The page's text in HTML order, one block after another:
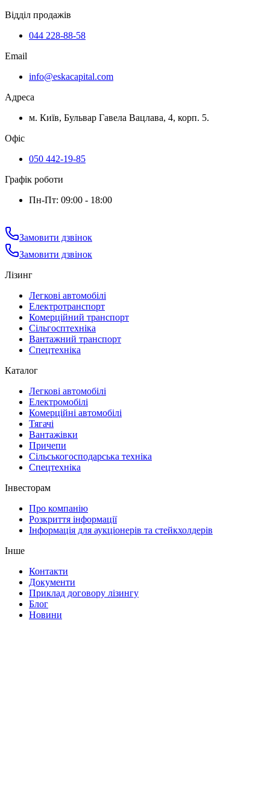
Відділ продажів
044 228-88-58
Email
info@eskacapital.com
Адреса
м. Київ, Бульвар Гавела Вацлава, 4, корп. 5.
Офіс
050 442-19-85
Графік роботи
Пн-Пт: 09:00 - 18:00
Замовити дзвінок
Замовити дзвінок
Лізинг
Легкові автомобілі
Електротранспорт
Комерційний транспорт
Сільгосптехніка
Вантажний транспорт
Спецтехніка
Каталог
Легкові автомобілі
Електромобілі
Комерційні автомобілі
Тягачі
Вантажівки
Причепи
Сільськогосподарська техніка
Спецтехніка
Інвесторам
Про компанію
Розкриття інформації
Інформація для аукціонерів та стейкхолдерів
Інше
Контакти
Документи
Приклад договору лізингу
Блог
Новини